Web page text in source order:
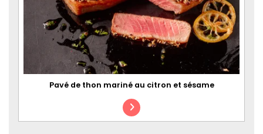
Pavé de thon mariné au citron et sésame